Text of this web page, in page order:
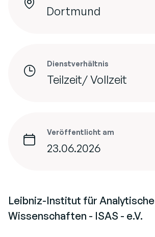
Dortmund
Dienstverhältnis
Teilzeit/ Vollzeit
Veröffentlicht am
23.06.2026
Leibniz-Institut für Analytische
Wissenschaften - ISAS - e.V.